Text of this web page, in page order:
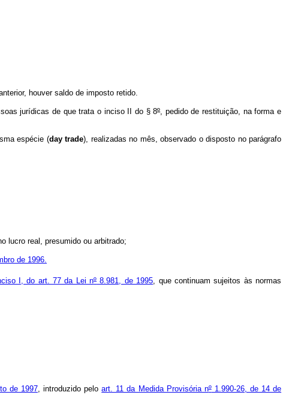
houver saldo de imposto retido.
jurídicas de que trata o inciso II do § 8º, pedido de restituição, na forma e
espécie (day trade), realizadas no mês, observado o disposto no parágrafo
lucro real, presumido ou arbitrado;
de 1996.
I, do art. 77 da Lei nº8.981, de 1995 , que continuam sujeitos às normas
de 1997, introduzido peloart. 11 da Medida Provisória nº1.990-26, de 14 de